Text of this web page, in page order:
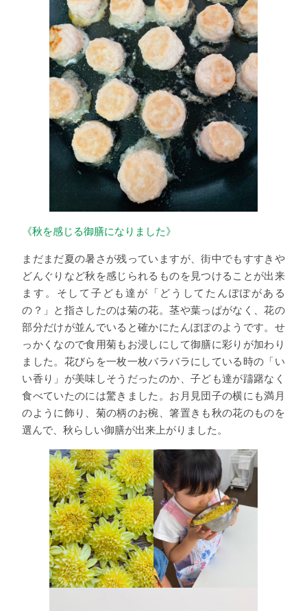
《秋を感じる御膳になりました》
まだまだ夏の暑さが残っていますが、街中でもすすきや
どんぐりなど秋を感じられるものを見つけることが出来
ます。そして子ども達が「どうしてたんぽぽがある
の？」と指さしたのは菊の花。茎や葉っぱがなく、花の
部分だけが並んでいると確かにたんぽぽのようです。せ
っかくなので食用菊もお浸しにして御膳に彩りが加わり
ました。花びらを一枚一枚バラバラにしている時の「い
い香り」が美味しそうだったのか、子ども達が躊躇なく
食べていたのには驚きました。お月見団子の横にも満月
のように飾り、菊の柄のお椀、箸置きも秋の花のものを
選んで、秋らしい御膳が出来上がりました。